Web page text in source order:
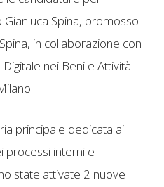
Spina, promosso
in collaborazione con
nei Beni e Attività
principale dedicata ai
processi interni e
state attivate 2 nuove